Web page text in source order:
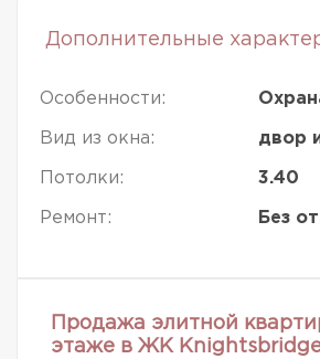
Дополнительные
Особенности:
Вид из окна: двор
Потолки: 3.40
Ремонт: Без
Продажа элитной
этаже в ЖК